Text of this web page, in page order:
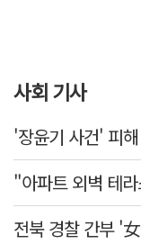
사회 기사